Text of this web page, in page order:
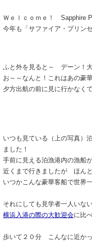
Ｗｅｌｃｏｍｅ！ Sapphire
今年も「サファイア・プリン
ふと外を見ると～ デーン！
お～～なんと！これはあの豪
夕方出航の前に見に行かなく
いつも見ている（上の写真）
ました！
手前に見える泊漁港内の漁船
近くまで行きましたが ほん
いつかこんな豪華客船で世界
それにしても見学者一人いな
横浜入港の際の大歓迎会に比
歩いて２０分 こんなに近か